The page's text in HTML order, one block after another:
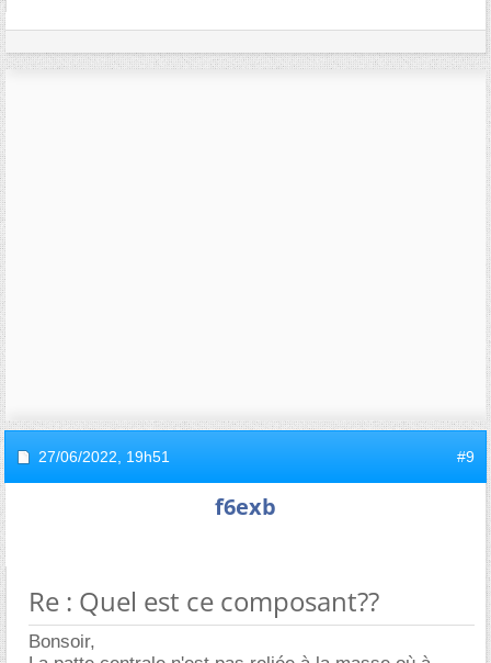
27/06/2022, 19h51 #9
f6exb
Re : Quel est ce composant??
Bonsoir,